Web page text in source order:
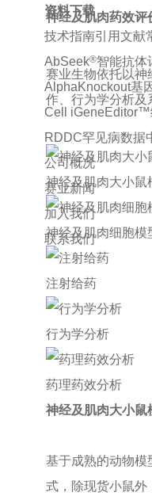
资料下载
技术指南引用文献
AbSeek®智能抗体
AlphaKnockout基
Cell iGeneEditor™
RDDC罕见病数据
公司概况
赛业新闻
加入我们
联系我们
神经及肌肉药效评
赛业生物依托以神
作、行为学分析及
神经及肌肉大小鼠
神经及肌肉细胞模
注射给药
行为学分析
药理药效分析
神经及肌肉大小鼠
基于成熟的动物模
式，除现货小鼠外